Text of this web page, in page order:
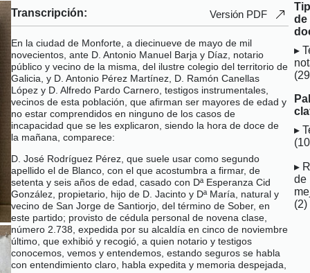
Transcripción: Versión PDF
En la ciudad de Monforte, a diecinueve de mayo de mil
novecientos, ante D. Antonio Manuel Barja y Díaz, notario
público y vecino de la misma, del ilustre colegio del territorio de
Galicia, y D. Antonio Pérez Martínez, D. Ramón Canellas
López y D. Alfredo Pardo Carnero, testigos instrumentales,
vecinos de esta población, que afirman ser mayores de edad y
no estar comprendidos en ninguno de los casos de
incapacidad que se les explicaron, siendo la hora de doce de
la mañana, comparece:
D. José Rodríguez Pérez, que suele usar como segundo
apellido el de Blanco, con el que acostumbra a firmar, de
setenta y seis años de edad, casado con Dª Esperanza Cid
González, propietario, hijo de D. Jacinto y Dª María, natural y
vecino de San Jorge de Santiorjo, del término de Sober, en
este partido; provisto de cédula personal de novena clase,
número 2.738, expedida por su alcaldía en cinco de noviembre
último, que exhibió y recogió, a quien notario y testigos
conocemos, vemos y entendemos, estando seguros se habla
con entendimiento claro, habla expedita y memoria despejada,
de
de
(2)